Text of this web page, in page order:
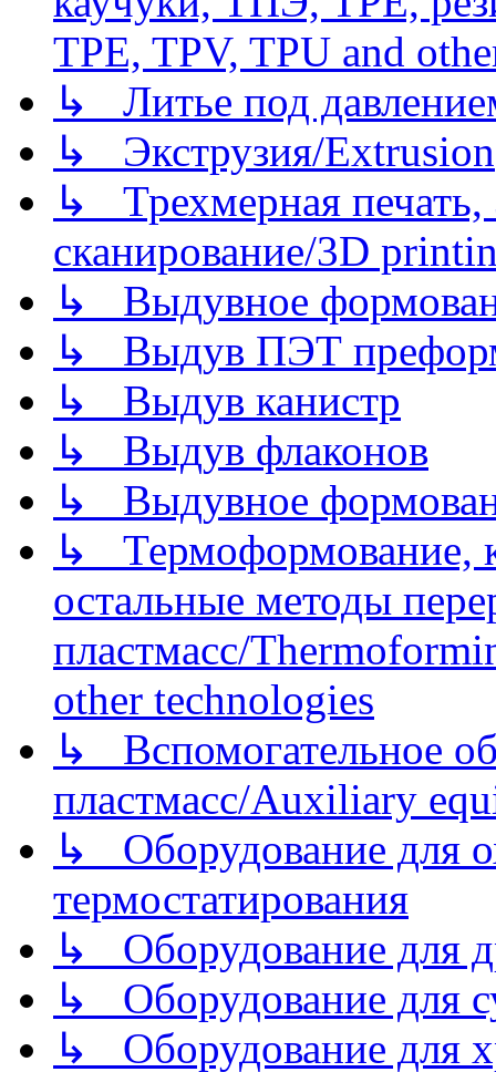
TPE, TPV, TPU and
↳ Литье под
↳ Экструзия/Extrusion
↳ Трехмерная
сканирование/3D
↳ Выдувное
↳ Выдув ПЭТ
↳ Выдув канистр
↳ Выдув флаконов
↳ Выдувное
↳ Термоформование,
остальные методы
пластмасс/
other technologies
↳ Вспомогательное
пластмасс/Auxiliary
↳ Оборудование для
термостатирования
↳ Оборудование для
↳ Оборудование для
↳ Оборудование для